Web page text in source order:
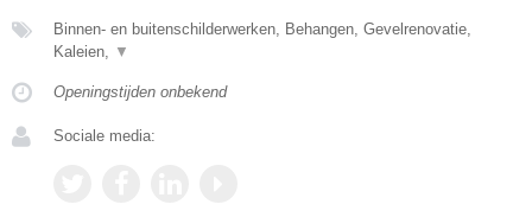
Binnen- en buitenschilderwerken, Behangen, Gevelrenovatie,
Kaleien, ▼
Openingstijden onbekend
Sociale media: